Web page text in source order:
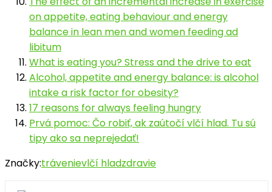
on appetite, eating behaviour and energy
balance in lean men and women feeding ad
libitum
What is eating you? Stress and the drive to eat
Alcohol, appetite and energy balance: is alcohol
intake a risk factor for obesity?
17 reasons for always feeling hungry
Prvá pomoc: Čo robiť, ak zaútočí vlčí hlad. Tu sú
tipy ako sa neprejedať!
Značky:trávenievlčí hladzdravie